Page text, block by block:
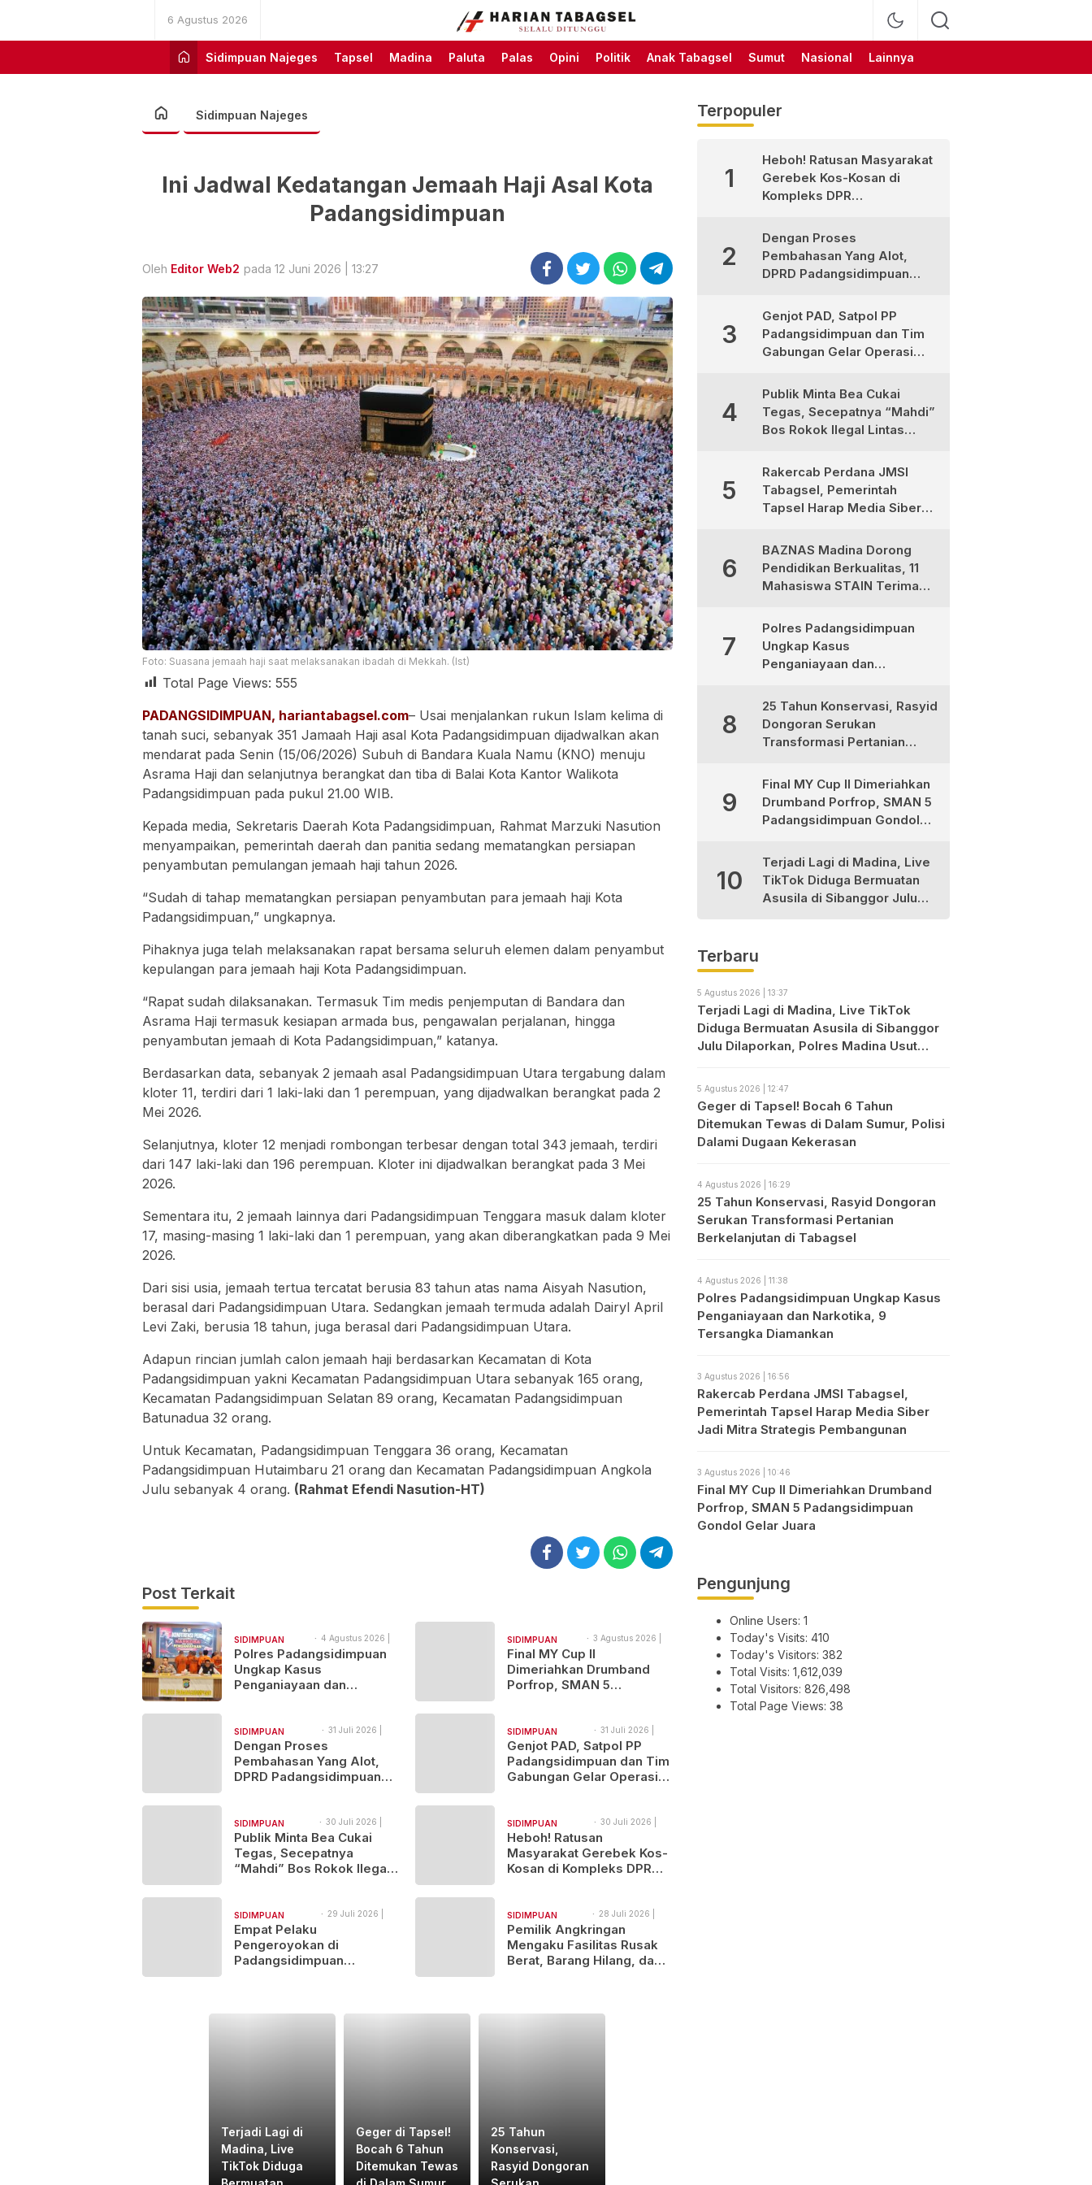
6 Agustus 2026
Harian Tabagsel
Harian Tabagsel Official
Website
Sidimpuan Najeges
Tapsel Madina Paluta Palas Opini Politik Anak Tabagsel Sumut Nasional Lainnya
Sidimpuan Najeges
Ini Jadwal Kedatangan Jemaah Haji Asal Kota
Padangsidimpuan
Oleh Editor Web2 pada 12 Juni 2026 | 13:27
Foto: Suasana jemaah haji saat melaksanakan ibadah di Mekkah. (Ist)
Total Page Views: 555
PADANGSIDIMPUAN, hariantabagsel.com– Usai menjalankan rukun Islam kelima di
tanah suci, sebanyak 351 Jamaah Haji asal Kota Padangsidimpuan dijadwalkan akan
mendarat pada Senin (15/06/2026) Subuh di Bandara Kuala Namu (KNO) menuju
Asrama Haji dan selanjutnya berangkat dan tiba di Balai Kota Kantor Walikota
Padangsidimpuan pada pukul 21.00 WIB.
Kepada media, Sekretaris Daerah Kota Padangsidimpuan, Rahmat Marzuki Nasution
menyampaikan, pemerintah daerah dan panitia sedang mematangkan persiapan
penyambutan pemulangan jemaah haji tahun 2026.
“Sudah di tahap mematangkan persiapan penyambutan para jemaah haji Kota
Padangsidimpuan,” ungkapnya.
Pihaknya juga telah melaksanakan rapat bersama seluruh elemen dalam penyambut
kepulangan para jemaah haji Kota Padangsidimpuan.
“Rapat sudah dilaksanakan. Termasuk Tim medis penjemputan di Bandara dan
Asrama Haji termasuk kesiapan armada bus, pengawalan perjalanan, hingga
penyambutan jemaah di Kota Padangsidimpuan,” katanya.
Berdasarkan data, sebanyak 2 jemaah asal Padangsidimpuan Utara tergabung dalam
kloter 11, terdiri dari 1 laki-laki dan 1 perempuan, yang dijadwalkan berangkat pada 2
Mei 2026.
Selanjutnya, kloter 12 menjadi rombongan terbesar dengan total 343 jemaah, terdiri
dari 147 laki-laki dan 196 perempuan. Kloter ini dijadwalkan berangkat pada 3 Mei
2026.
Sementara itu, 2 jemaah lainnya dari Padangsidimpuan Tenggara masuk dalam kloter
17, masing-masing 1 laki-laki dan 1 perempuan, yang akan diberangkatkan pada 9 Mei
2026.
Dari sisi usia, jemaah tertua tercatat berusia 83 tahun atas nama Aisyah Nasution,
berasal dari Padangsidimpuan Utara. Sedangkan jemaah termuda adalah Dairyl April
Levi Zaki, berusia 18 tahun, juga berasal dari Padangsidimpuan Utara.
Adapun rincian jumlah calon jemaah haji berdasarkan Kecamatan di Kota
Padangsidimpuan yakni Kecamatan Padangsidimpuan Utara sebanyak 165 orang,
Kecamatan Padangsidimpuan Selatan 89 orang, Kecamatan Padangsidimpuan
Batunadua 32 orang.
Untuk Kecamatan, Padangsidimpuan Tenggara 36 orang, Kecamatan
Padangsidimpuan Hutaimbaru 21 orang dan Kecamatan Padangsidimpuan Angkola
Julu sebanyak 4 orang. (Rahmat Efendi Nasution-HT)
Post Terkait
SIDIMPUAN
NAJEGES
4 Agustus 2026 |
11:38
Polres Padangsidimpuan
Ungkap Kasus
Penganiayaan dan
SIDIMPUAN
NAJEGES
3 Agustus 2026 |
10:46
Final MY Cup II
Dimeriahkan Drumband
Porfrop, SMAN 5
SIDIMPUAN
NAJEGES
31 Juli 2026 |
17:17
Dengan Proses
Pembahasan Yang Alot,
DPRD Padangsidimpuan
APBD 2025
SIDIMPUAN
NAJEGES
31 Juli 2026 |
15:43
Genjot PAD, Satpol PP
Padangsidimpuan dan Tim
Gabungan Gelar Operasi
SIDIMPUAN
NAJEGES
30 Juli 2026 |
12:00
Publik Minta Bea Cukai
Tegas, Secepatnya
“Mahdi” Bos Rokok Ilegal
SIDIMPUAN
NAJEGES
30 Juli 2026 |
11:35
Heboh! Ratusan
Masyarakat Gerebek Kos-
Kosan di Kompleks DPR
SIDIMPUAN
NAJEGES
29 Juli 2026 |
Empat Pelaku
Pengeroyokan di
Padangsidimpuan
SIDIMPUAN
NAJEGES
28 Juli 2026 |
13:40
Pemilik Angkringan
Mengaku Fasilitas Rusak
Berat, Barang Hilang, dan
Terjadi Lagi di
Madina, Live
TikTok Diduga
Geger di Tapsel!
Bocah 6 Tahun
Ditemukan Tewas
25 Tahun
Konservasi,
Rasyid Dongoran
Terpopuler
1
Heboh! Ratusan Masyarakat
Gerebek Kos-Kosan di
Kompleks DPR
2
Dengan Proses
Pembahasan Yang Alot,
DPRD Padangsidimpuan
Pertanggungjawaban APBD
2025
3
Genjot PAD, Satpol PP
Padangsidimpuan dan Tim
Gabungan Gelar Operasi
4
Publik Minta Bea Cukai
Tegas, Secepatnya “Mahdi”
Bos Rokok Ilegal Lintas
5
Rakercab Perdana JMSI
Tabagsel, Pemerintah
Tapsel Harap Media Siber
Pembangunan
6
BAZNAS Madina Dorong
Pendidikan Berkualitas, 11
Mahasiswa STAIN Terima
Cerdas
7
Polres Padangsidimpuan
Ungkap Kasus
Penganiayaan dan
Diamankan
8
25 Tahun Konservasi, Rasyid
Dongoran Serukan
Transformasi Pertanian
9
Final MY Cup II Dimeriahkan
Drumband Porfrop, SMAN 5
Padangsidimpuan Gondol
10
Terjadi Lagi di Madina, Live
TikTok Diduga Bermuatan
Asusila di Sibanggor Julu
Terbaru
5 Agustus 2026 | 13:37
Terjadi Lagi di Madina, Live TikTok
Diduga Bermuatan Asusila di Sibanggor
Julu Dilaporkan, Polres Madina Usut
5 Agustus 2026 | 12:47
Geger di Tapsel! Bocah 6 Tahun
Ditemukan Tewas di Dalam Sumur, Polisi
Dalami Dugaan Kekerasan
4 Agustus 2026 | 16:29
25 Tahun Konservasi, Rasyid Dongoran
Serukan Transformasi Pertanian
Berkelanjutan di Tabagsel
4 Agustus 2026 | 11:38
Polres Padangsidimpuan Ungkap Kasus
Penganiayaan dan Narkotika, 9
Tersangka Diamankan
3 Agustus 2026 | 16:56
Rakercab Perdana JMSI Tabagsel,
Pemerintah Tapsel Harap Media Siber
Jadi Mitra Strategis Pembangunan
3 Agustus 2026 | 10:46
Final MY Cup II Dimeriahkan Drumband
Porfrop, SMAN 5 Padangsidimpuan
Gondol Gelar Juara
Pengunjung
Online Users: 1
Today's Visits: 410
Today's Visitors: 382
Total Visits: 1,612,039
Total Visitors: 826,498
Total Page Views: 38